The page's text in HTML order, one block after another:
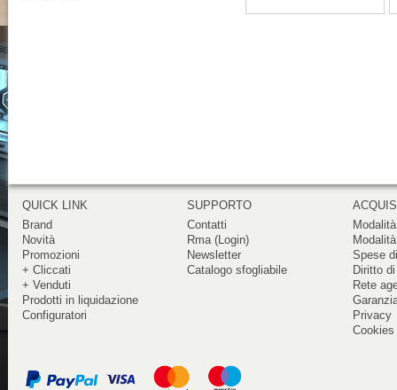
QUICK LINK
Brand
Novità
Promozioni
+ Cliccati
+ Venduti
Prodotti in liquidazione
Configuratori
SUPPORTO
Contatti
Rma (Login)
Newsletter
Catalogo sfogliabile
Spese
Diritto
Rete
Privacy